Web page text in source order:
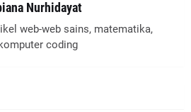
Nurhidayat
web-web sains, matematika,
coding